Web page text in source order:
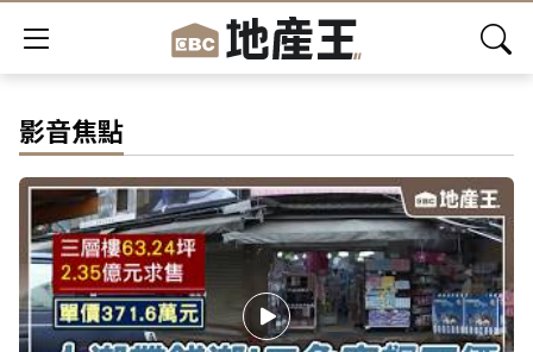
影音焦點